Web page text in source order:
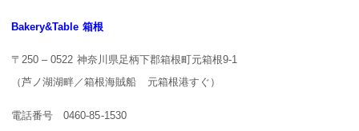
Bakery&Table 箱根
〒250 – 0522 神奈川県足柄下郡箱根町元箱根9-1
（芦ノ湖湖畔／箱根海賊船 元箱根港すぐ）
電話番号 0460-85-1530